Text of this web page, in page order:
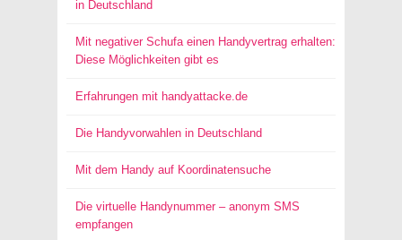
in Deutschland
Mit negativer Schufa einen Handyvertrag erhalten:
Diese Möglichkeiten gibt es
Erfahrungen mit handyattacke.de
Die Handyvorwahlen in Deutschland
Mit dem Handy auf Koordinatensuche
Die virtuelle Handynummer – anonym SMS
empfangen